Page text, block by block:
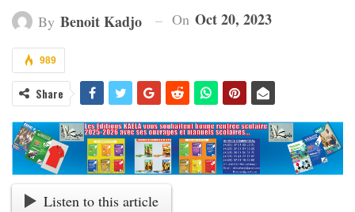
By Benoit Kadjo On Oct 20, 2023
989
Share
Listen to this article